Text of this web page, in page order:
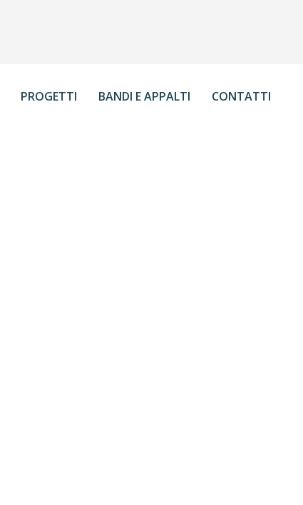
PROGETTI BANDI E APPALTI CONTATTI